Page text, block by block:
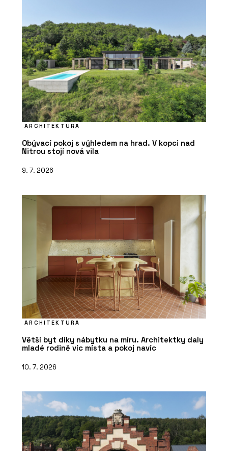
ARCHITEKTURA
Obývací pokoj s výhledem na hrad. V kopci nad
Nitrou stojí nová vila
9. 7. 2026
ARCHITEKTURA
Větší byt díky nábytku na míru. Architektky daly
mladé rodině víc místa a pokoj navíc
10. 7. 2026